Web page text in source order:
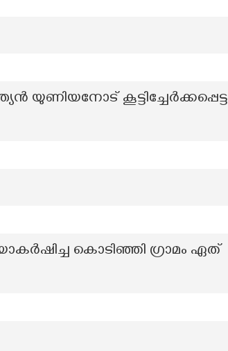
യുണിയനോട് കൂട്ടിച്ചേർക്കപ്പെട്ട
കൊടിഞ്ഞി ഗ്രാമം ഏത്